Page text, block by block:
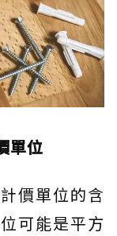
單位
價單位的含
可能是平方